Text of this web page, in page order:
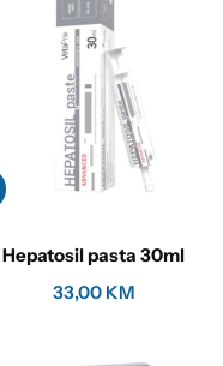
Hepatosil pasta 30ml
33,00 KM